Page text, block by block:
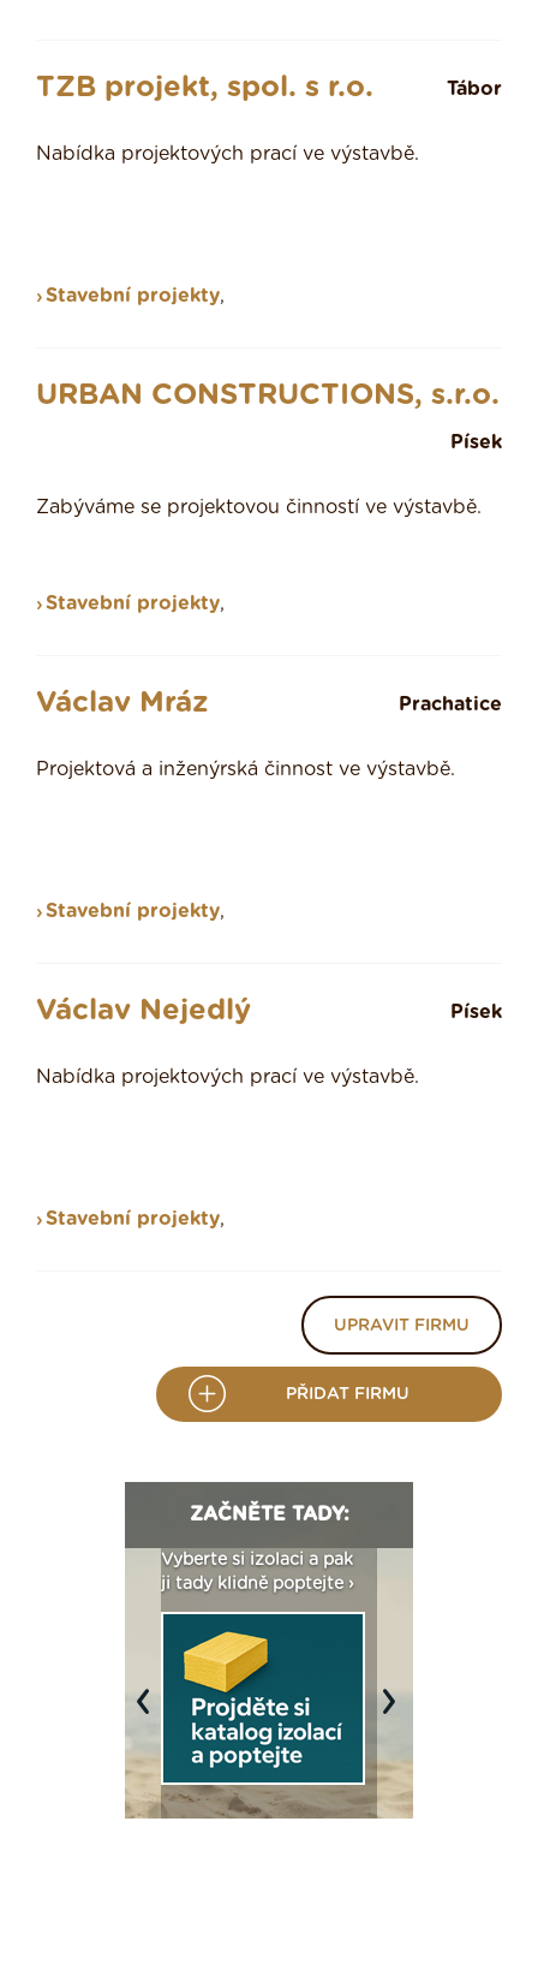
TZB projekt, spol. s r.o. Tábor
Nabídka projektových prací ve výstavbě.
Stavební projekty,
URBAN CONSTRUCTIONS, s.r.o.
Písek
Zabýváme se projektovou činností ve výstavbě.
Stavební projekty,
Václav Mráz Prachatice
Projektová a inženýrská činnost ve výstavbě.
Stavební projekty,
Václav Nejedlý Písek
Nabídka projektových prací ve výstavbě.
Stavební projekty,
UPRAVIT FIRMU
PŘIDAT FIRMU
ZAČNĚTE TADY:
Vyberte si izolaci a pak
ji tady klidně poptejte ›
Previous Next